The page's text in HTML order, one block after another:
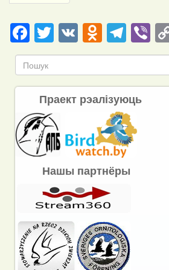
page
Facebook
Twitter
VK
Праект рэалізуюць
Нашы партнёры